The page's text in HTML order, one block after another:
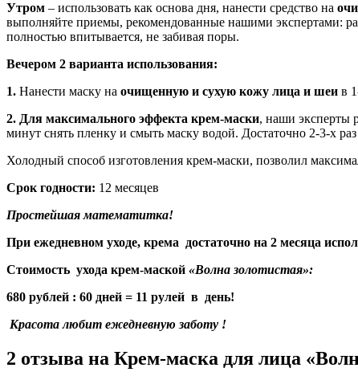
Утром – использовать как основа дня, нанести средство на
выполняйте приемы, рекомендованные нашими экспертами:
полностью впитывается, не забивая поры.
Вечером 2 варианта использования:
1. Нанести маску на очищенную и сухую кожу лица и шеи в
2. Для максимального эффекта крем-маски, наши эксперты
минут снять пленку и смыть маску водой. Достаточно 2-3-х
Холодный способ изготовления крем-маски, позволил
Срок годности: 12 месяцев
Простейшая математитка!
При ежедневном уходе, крема достаточно на 2 месяца
Стоимость ухода крем-маской «Волна золотистая»:
680 рублей : 60 дней = 11 рулей в день!
Красота любит ежедневную заботу !
2 отзыва на Крем-маска для лица